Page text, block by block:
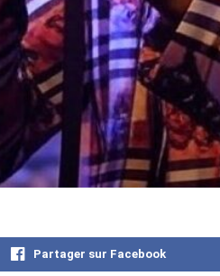
Partager sur Facebook